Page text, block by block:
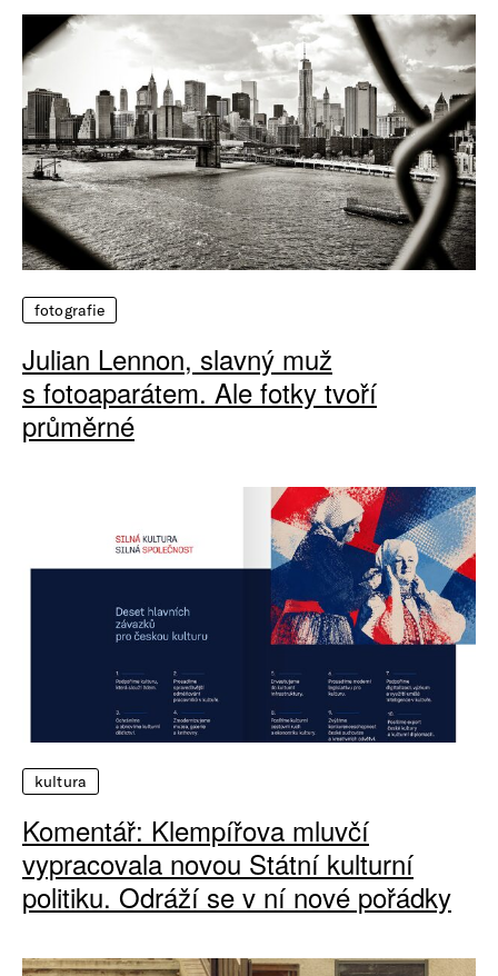
fotografie
Julian Lennon, slavný muž
s fotoaparátem. Ale fotky tvoří
průměrné
kultura
Komentář: Klempířova mluvčí
vypracovala novou Státní kulturní
politiku. Odráží se v ní nové pořádky